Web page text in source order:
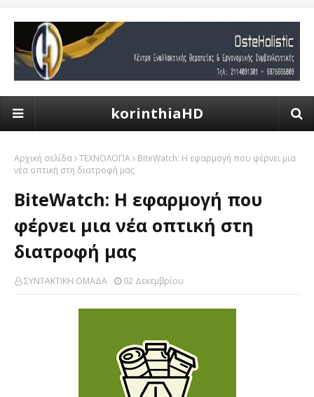
korinthiaHD
Αρχική σελίδα ΤΕΧΝΟΛΟΓΙΑ
BiteWatch: Η εφαρμογή που φέρνει μια
νέα οπτική στη διατροφή μας
BiteWatch: Η εφαρμογή που
φέρνει μια νέα οπτική στη
διατροφή μας
ΣΥΝΤΑΚΤΙΚΗ ΟΜΑΔΑ 02 Δεκεμβρίου